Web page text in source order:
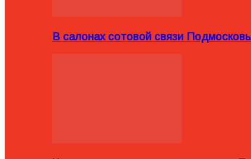
В салонах сотовой связи